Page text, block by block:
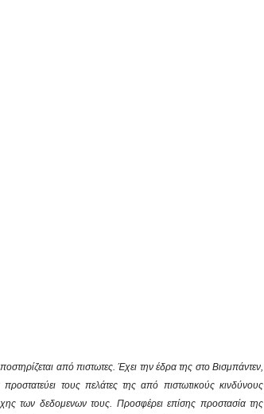
από πιστωτες. Έχει την έδρα της στο Βισμπάντεν,
τους πελάτες της από πιστωτικούς κινδύνους
των δεδομενων τους. Προσφέρει επίσης προστασία της